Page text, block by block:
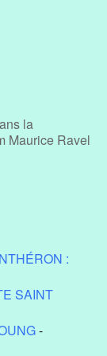
la
Maurice Ravel
:
SAINT
-